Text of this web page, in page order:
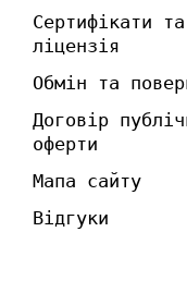
Сертифікати та
ліцензія
Обмін та
Договір
оферти
Мапа сайту
Відгуки